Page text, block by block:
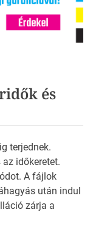
és
terjednek.
időkeretet.
A fájlok
után indul
zárja a